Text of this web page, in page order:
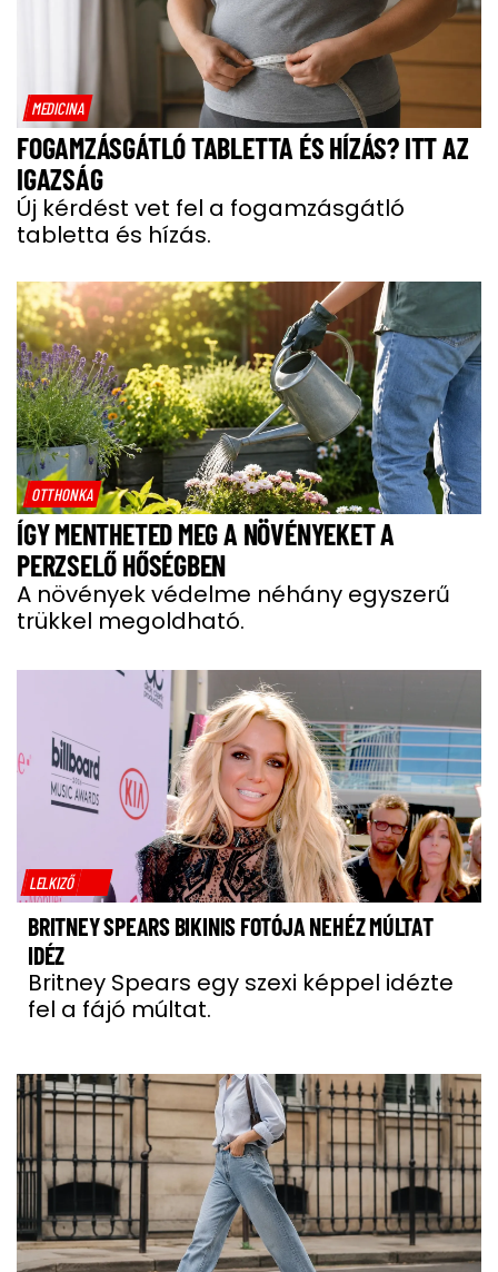
MEDICINA
FOGAMZÁSGÁTLÓ TABLETTA ÉS HÍZÁS? ITT AZ
IGAZSÁG
Új kérdést vet fel a fogamzásgátló
tabletta és hízás.
OTTHONKA
ÍGY MENTHETED MEG A NÖVÉNYEKET A
PERZSELŐ HŐSÉGBEN
A növények védelme néhány egyszerű
trükkel megoldható.
LELKIZŐ
BRITNEY SPEARS BIKINIS FOTÓJA NEHÉZ MÚLTAT
IDÉZ
Britney Spears egy szexi képpel idézte
fel a fájó múltat.